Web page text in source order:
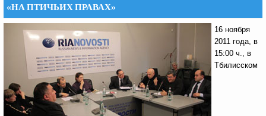
«НА ПТИЧЬИХ ПРАВАХ»
16 ноября
2011 года, в
15:00 ч., в
Тбилисском